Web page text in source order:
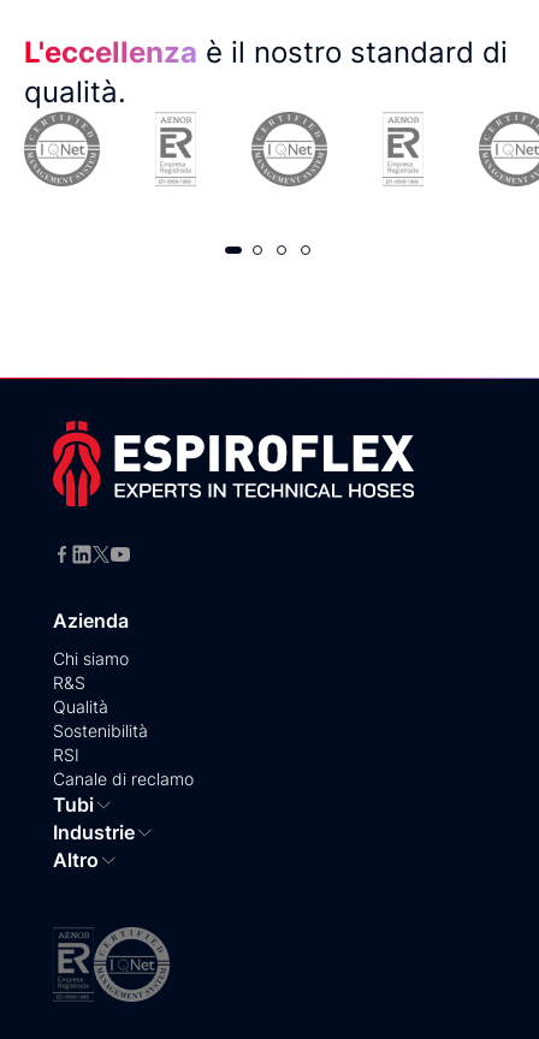
L'eccellenza è il nostro standard di
qualità.
Azienda
Chi siamo
R&S
Qualità
Sostenibilità
RSI
Canale di reclamo
Tubi
Industrie
Altro